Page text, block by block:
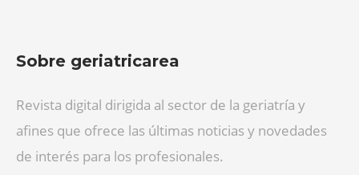
Sobre geriatricarea
Revista digital dirigida al sector de la geriatría y
afines que ofrece las últimas noticias y novedades
de interés para los profesionales.